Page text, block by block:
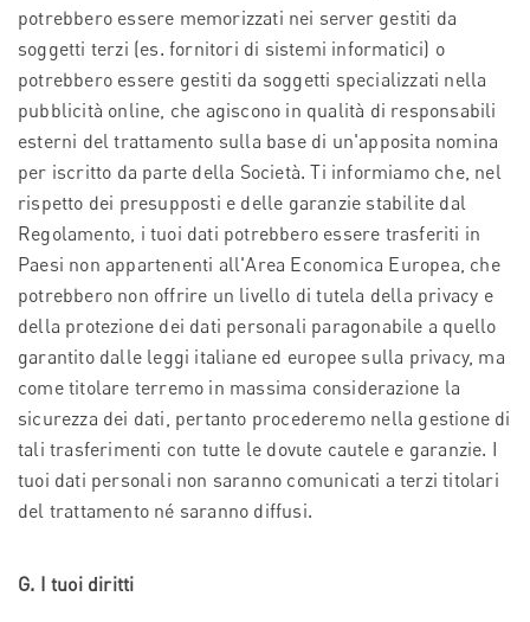
potrebbero essere memorizzati nei server gestiti da
soggetti terzi (es. fornitori di sistemi informatici) o
potrebbero essere gestiti da soggetti specializzati nella
pubblicità online, che agiscono in qualità di responsabili
esterni del trattamento sulla base di un'apposita nomina
per iscritto da parte della Società. Ti informiamo che, nel
rispetto dei presupposti e delle garanzie stabilite dal
Regolamento, i tuoi dati potrebbero essere trasferiti in
Paesi non appartenenti all'Area Economica Europea, che
potrebbero non offrire un livello di tutela della privacy e
della protezione dei dati personali paragonabile a quello
garantito dalle leggi italiane ed europee sulla privacy, ma
come titolare terremo in massima considerazione la
sicurezza dei dati, pertanto procederemo nella gestione di
tali trasferimenti con tutte le dovute cautele e garanzie. I
tuoi dati personali non saranno comunicati a terzi titolari
del trattamento né saranno diffusi.
G. I tuoi diritti